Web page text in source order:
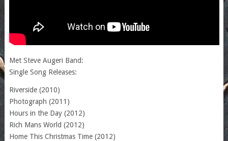
Met Steve Augeri Band:
Single Song Releases:
Riverside (2010)
Photograph (2011)
Hours in the Day (2012)
Rich Mans World (2012)
Home This Christmas Time (2012)